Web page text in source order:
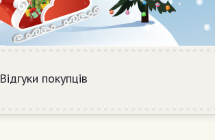
Відгуки покупців